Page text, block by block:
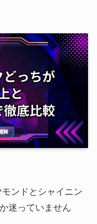
ンドとシャイニン
迷っていません